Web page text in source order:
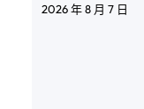
2026 年 8 月 7 日